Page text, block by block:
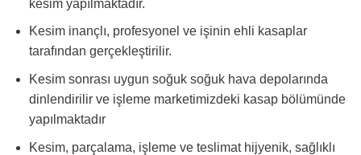
kesim yapılmaktadır.
Kesim inançlı, profesyonel ve işinin ehli kasaplar
tarafından gerçekleştirilir.
Kesim sonrası uygun soğuk soğuk hava depolarında
dinlendirilir ve işleme marketimizdeki kasap bölümünde
yapılmaktadır
Kesim, parçalama, işleme ve teslimat hijyenik, sağlıklı